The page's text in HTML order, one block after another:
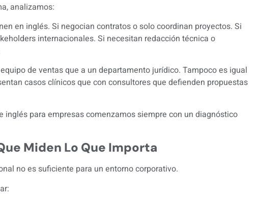
analizamos:
en inglés. Si negocian contratos o solo coordinan proyectos. Si
internacionales. Si necesitan redacción técnica o
de ventas que a un departamento jurídico. Tampoco es igual
casos clínicos que con consultores que defienden propuestas
inglés para empresascomenzamos siempre con un diagnóstico
Miden Lo Que Importa
no es suficiente para un entorno corporativo.